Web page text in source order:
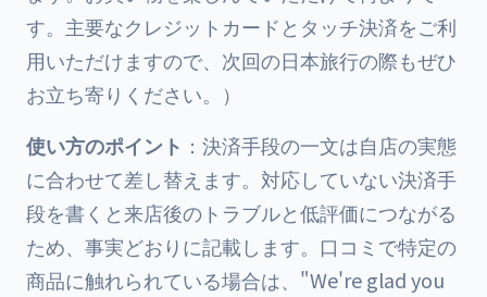
す。主要なクレジットカードとタッチ決済をご利
用いただけますので、次回の日本旅行の際もぜひ
お立ち寄りください。）
使い方のポイント ：決済手段の一文は自店の実態
に合わせて差し替えます。対応していない決済手
段を書くと来店後のトラブルと低評価につながる
ため、事実どおりに記載します。口コミで特定の
商品に触れられている場合は、"We're glad you